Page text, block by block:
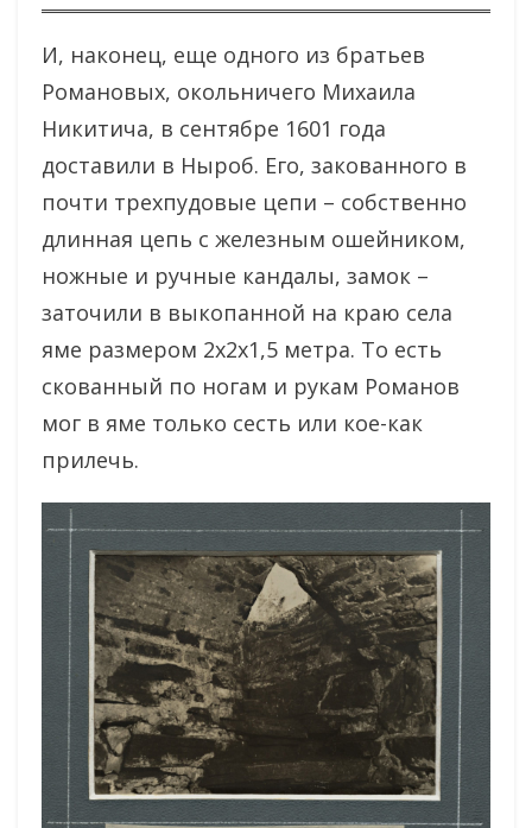
И, наконец, еще одного из братьев
Романовых, окольничего Михаила
Никитича, в сентябре 1601 года
доставили в Ныроб. Его, закованного в
почти трехпудовые цепи – собственно
длинная цепь с железным ошейником,
ножные и ручные кандалы, замок –
заточили в выкопанной на краю села
яме размером 2x2x1,5 метра. То есть
скованный по ногам и рукам Романов
мог в яме только сесть или кое-как
прилечь.